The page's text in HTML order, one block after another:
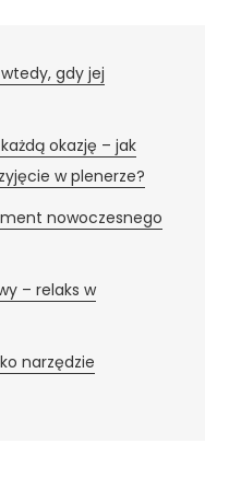
gdy jej
okazję – jak
w plenerze?
nowoczesnego
– relaks w
narzędzie